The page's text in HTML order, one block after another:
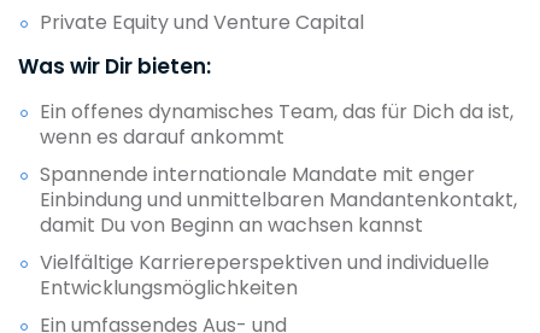
Private Equity und Venture Capital
Was wir Dir bieten:
Ein offenes dynamisches Team, das für Dich da ist,
wenn es darauf ankommt
Spannende internationale Mandate mit enger
Einbindung und unmittelbaren Mandantenkontakt,
damit Du von Beginn an wachsen kannst
Vielfältige Karriereperspektiven und individuelle
Entwicklungsmöglichkeiten
Ein umfassendes Aus- und